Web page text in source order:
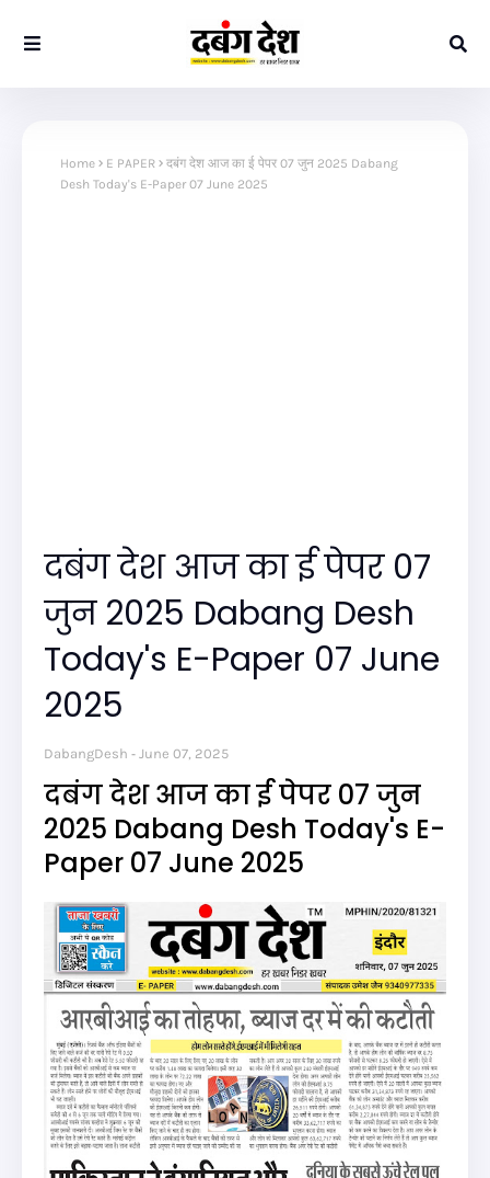
Home E PAPER
दबंग देश आज का ई पेपर 07 जुन 2025 Dabang
Desh Today's E-Paper 07 June 2025
दबंग देश आज का ई पेपर 07
जुन 2025 Dabang Desh
Today's E-Paper 07 June
2025
DabangDesh June 07, 2025
दबंग देश आज का ई पेपर 07 जुन
2025 Dabang Desh Today's E-
Paper 07 June 2025